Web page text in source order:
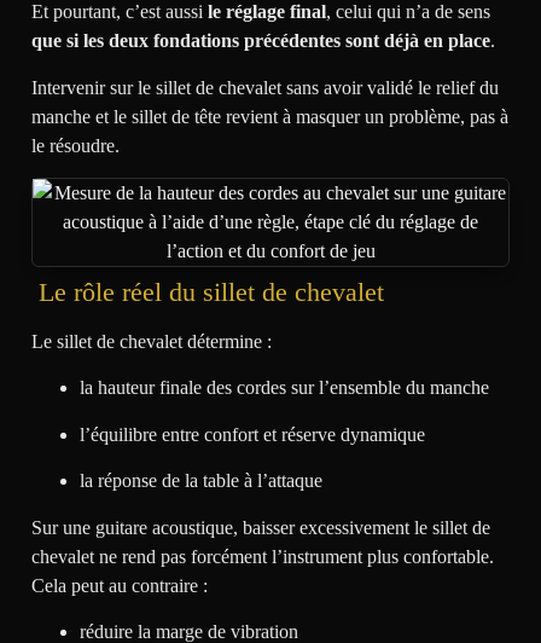
Et pourtant, c’est aussi le réglage final, celui qui n’a de sens
que si les deux fondations précédentes sont déjà en place.
Intervenir sur le sillet de chevalet sans avoir validé le relief du
manche et le sillet de tête revient à masquer un problème, pas à
le résoudre.
Le rôle réel du sillet de chevalet
Le sillet de chevalet détermine :
la hauteur finale des cordes sur l’ensemble du manche
l’équilibre entre confort et réserve dynamique
la réponse de la table à l’attaque
Sur une guitare acoustique, baisser excessivement le sillet de
chevalet ne rend pas forcément l’instrument plus confortable.
Cela peut au contraire :
réduire la marge de vibration